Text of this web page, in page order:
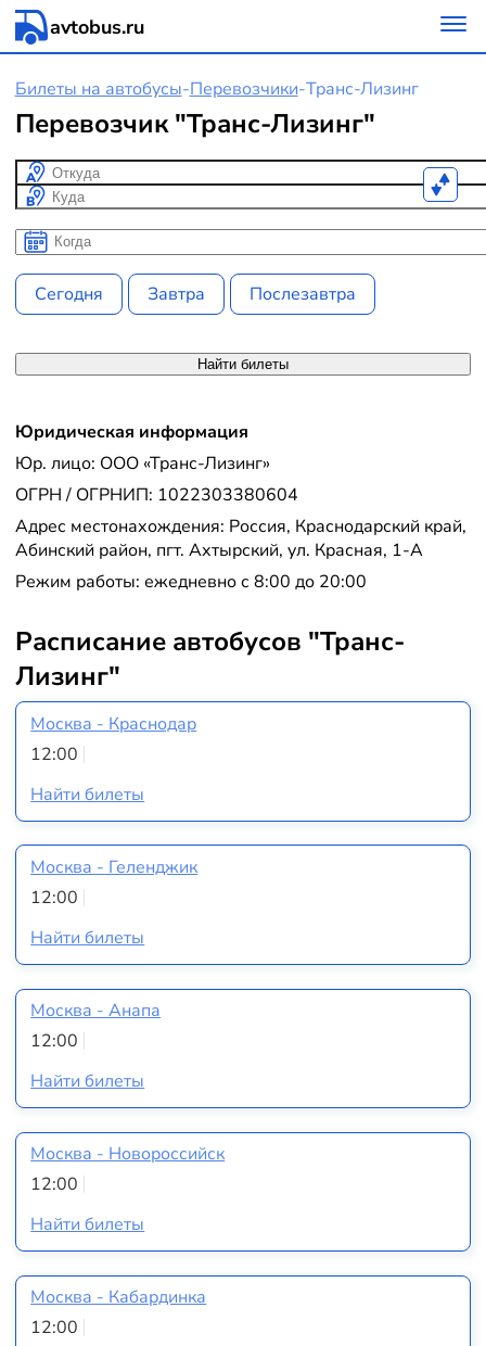
avtobus.ru
Билеты на автобусы-Перевозчики-Транс-Лизинг
Перевозчик "Транс-Лизинг"
Откуда
Куда
Когда
Когда
Сегодня Завтра Послезавтра
Найти билеты
Юридическая информация
Юр. лицо: ООО «Транс-Лизинг»
ОГРН / ОГРНИП: 1022303380604
Адрес местонахождения: Россия, Краснодарский край,
Абинский район, пгт. Ахтырский, ул. Красная, 1-А
Режим работы: ежедневно с 8:00 до 20:00
Расписание автобусов "Транс-
Лизинг"
Москва - Краснодар
12:00
Найти билеты
Москва - Геленджик
12:00
Найти билеты
Москва - Анапа
12:00
Найти билеты
Москва - Новороссийск
12:00
Найти билеты
Москва - Кабардинка
12:00